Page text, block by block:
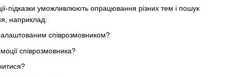
підказки уможливлюють опрацювання різних тем і пошук
наприклад:
співрозмовником?
співрозмовника?